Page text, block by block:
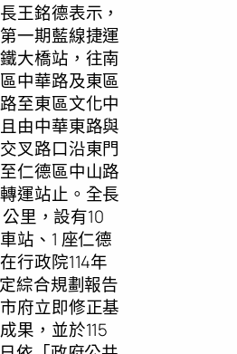
王銘德表示，
一期藍線捷運
大橋站，往南
中華路及東區
至東區文化中
由中華東路與
叉路口沿東門
仁德區中山路
運站止。全長
里，設有10
站、1 座仁德
行政院114年
綜合規劃報告
府立即修正基
果，並於115